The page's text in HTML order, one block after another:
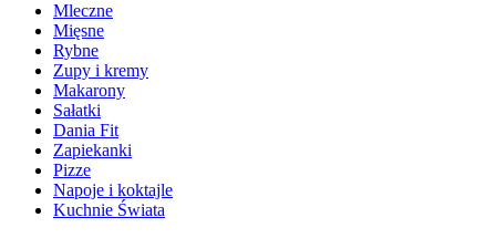
Mleczne
Mięsne
Rybne
Zupy i kremy
Makarony
Sałatki
Dania Fit
Zapiekanki
Pizze
Napoje i koktajle
Kuchnie Świata